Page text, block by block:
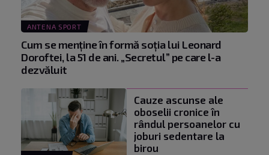
ANTENA SPORT
Cum se menţine în formă soţia lui Leonard
Doroftei, la 51 de ani. „Secretul” pe care l-a
dezvăluit
Cauze ascunse ale
oboselii cronice în
rândul persoanelor cu
joburi sedentare la
birou